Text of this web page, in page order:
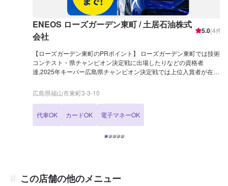
ENEOS ローズガーデン東町 / 土居石油株式
会社
5.0(4件)
【ローズガーデン東町のPRポイント】 ローズガーデン東町では技術
コンテスト・県チャンピオン決定戦に出場したりなどの資格者
達,2025年キーパー広島県チャンピオン決定戦では上位入賞者が在
グ」メニューにてご確認ください！ ENEOSのSSアプリインストール
や、LINEのお友達登録をしていただくとお得な情報を受け取ることが
ネキー新規登録でお得に給油！！ お困りごとがあればご相談くださ
い！！ 【営業時間】 整備受付時間：9：00〜18：00 給油営業時間：
井歯科医院様がございます。 【近隣店舗紹介】 ・miya pain ミヤパン
(約80m) ・地中海料理ずっけろさあれ(約110m) ・スーパードラッグ
広島県福山市東町3-3-10
代車OK カードOK 電子マネーOK
この店舗の他のメニュー